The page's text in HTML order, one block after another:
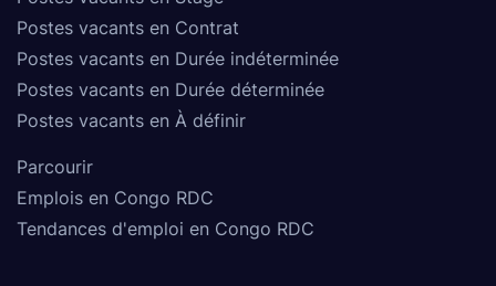
Postes vacants en Contrat
Postes vacants en Durée indéterminée
Postes vacants en Durée déterminée
Postes vacants en À définir
Parcourir
Emplois en Congo RDC
Tendances d'emploi en Congo RDC